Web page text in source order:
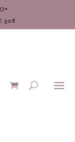
50€